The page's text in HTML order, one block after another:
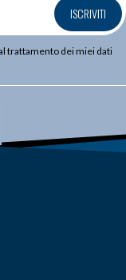
ISCRIVITI
trattamento dei miei dati